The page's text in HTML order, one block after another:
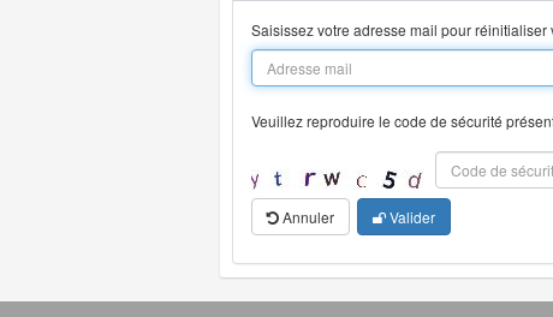
Saisissez votre adresse mail pour
Veuillez reproduire le code de sécurité
Annuler Valider